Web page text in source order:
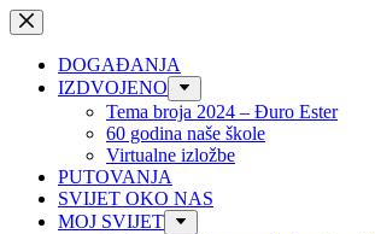
Preskoči
na
sadržajDOGAĐANJA
IZDVOJENO
Tema broja 2024 – Đuro Ester
60 godina naše škole
Virtualne izložbe
PUTOVANJA
SVIJET OKO NAS
MOJ SVIJET